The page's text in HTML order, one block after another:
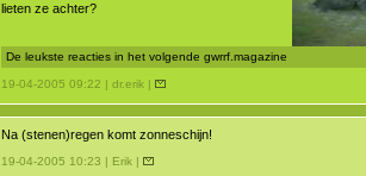
lieten ze achter?
De leukste reacties in het volgende gwrrf.magazine
19-04-2005 09:22 | dr.erik |
Na (stenen)regen komt zonneschijn!
19-04-2005 10:23 | Erik |